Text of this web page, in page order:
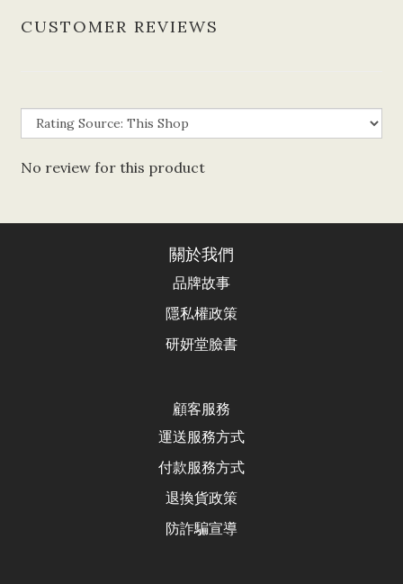
CUSTOMER REVIEWS
No review for this product
關於我們
品牌故事
隱私權政策
研妍堂臉書
顧客服務
運送服務方式
付款服務方式
退換貨政策
防詐騙宣導